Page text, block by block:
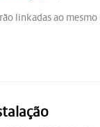
linkadas ao